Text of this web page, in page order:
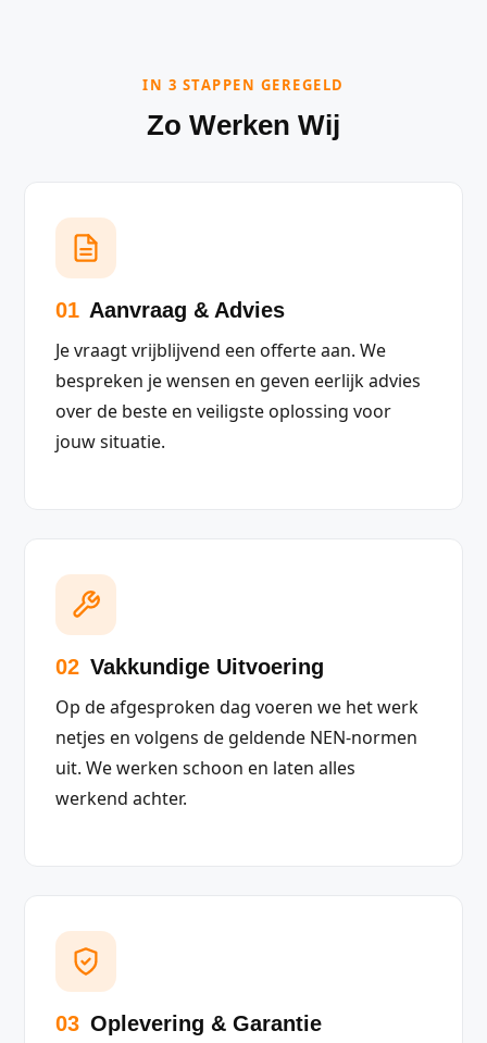
IN 3 STAPPEN GEREGELD
Zo Werken Wij
01 Aanvraag & Advies
Je vraagt vrijblijvend een offerte aan. We
bespreken je wensen en geven eerlijk advies
over de beste en veiligste oplossing voor
jouw situatie.
02 Vakkundige Uitvoering
Op de afgesproken dag voeren we het werk
netjes en volgens de geldende NEN-normen
uit. We werken schoon en laten alles
werkend achter.
03 Oplevering & Garantie